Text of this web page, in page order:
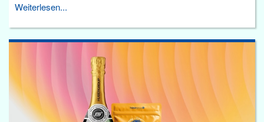
Weiterlesen...